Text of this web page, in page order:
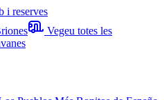
i reserves
Vegeu totes les